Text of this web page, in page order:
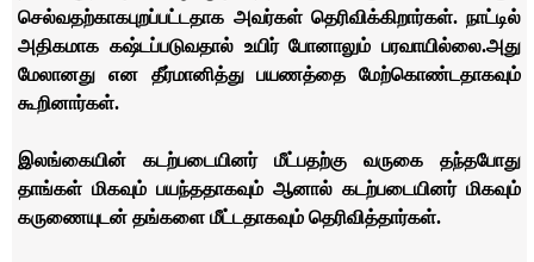
செல்வதற்காகபுறப்பட்டதாக அவர்கள் தெரிவிக்கிறார்கள். நாட்டில்
அதிகமாக கஷ்டப்படுவதால் உயிர் போனாலும் பரவாயில்லை.அது
மேலானது என தீர்மானித்து பயணத்தை மேற்கொண்டதாகவும்
கூறினார்கள்.
இலங்கையின் கடற்படையினர் மீட்பதற்கு வருகை தந்தபோது
தாங்கள் மிகவும் பயந்ததாகவும் ஆனால் கடற்படையினர் மிகவும்
கருணையுடன் தங்களை மீட்டதாகவும் தெரிவித்தார்கள்.